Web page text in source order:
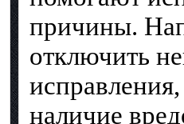
причины.
отключить
наличие